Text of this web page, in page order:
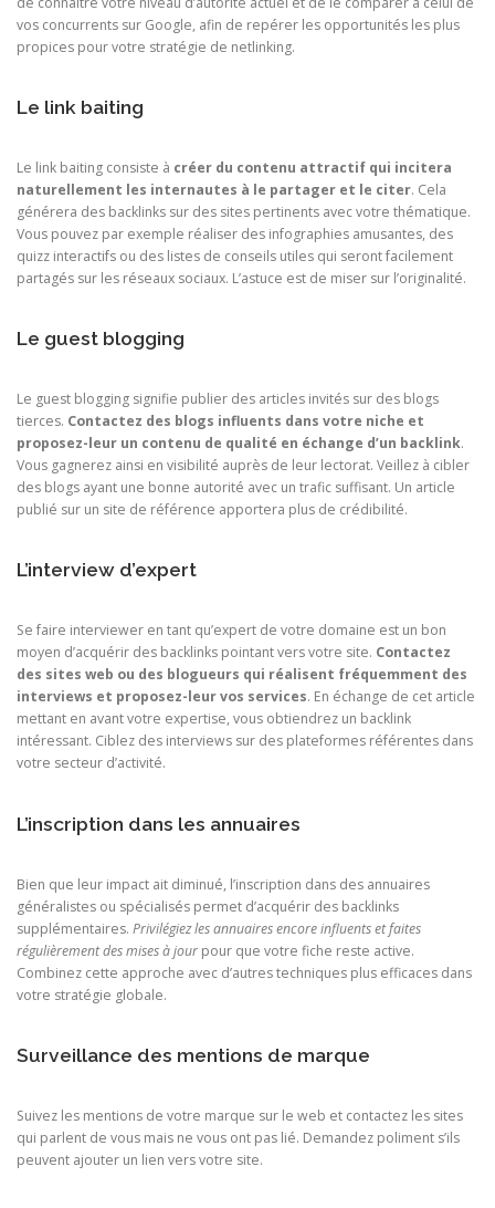
vos concurrents sur Google, afin de repérer les opportunités les plus
propices pour votre stratégie de netlinking.
Le link baiting
Le link baiting consiste à créer du contenu attractif qui incitera
naturellement les internautes à le partager et le citer. Cela
générera des backlinks sur des sites pertinents avec votre thématique.
Vous pouvez par exemple réaliser des infographies amusantes, des
quizz interactifs ou des listes de conseils utiles qui seront facilement
partagés sur les réseaux sociaux. L’astuce est de miser sur l’originalité.
Le guest blogging
Le guest blogging signifie publier des articles invités sur des blogs
tierces. Contactez des blogs influents dans votre niche et
proposez-leur un contenu de qualité en échange d’un backlink.
Vous gagnerez ainsi en visibilité auprès de leur lectorat. Veillez à cibler
des blogs ayant une bonne autorité avec un trafic suffisant. Un article
publié sur un site de référence apportera plus de crédibilité.
L’interview d’expert
Se faire interviewer en tant qu’expert de votre domaine est un bon
moyen d’acquérir des backlinks pointant vers votre site. Contactez
des sites web ou des blogueurs qui réalisent fréquemment des
interviews et proposez-leur vos services. En échange de cet article
mettant en avant votre expertise, vous obtiendrez un backlink
intéressant. Ciblez des interviews sur des plateformes référentes dans
votre secteur d’activité.
L’inscription dans les annuaires
Bien que leur impact ait diminué, l’inscription dans des annuaires
généralistes ou spécialisés permet d’acquérir des backlinks
supplémentaires. Privilégiez les annuaires encore influents et faites
régulièrement des mises à jour pour que votre fiche reste active.
Combinez cette approche avec d’autres techniques plus efficaces dans
votre stratégie globale.
Surveillance des mentions de marque
Suivez les mentions de votre marque sur le web et contactez les sites
qui parlent de vous mais ne vous ont pas lié. Demandez poliment s’ils
peuvent ajouter un lien vers votre site.